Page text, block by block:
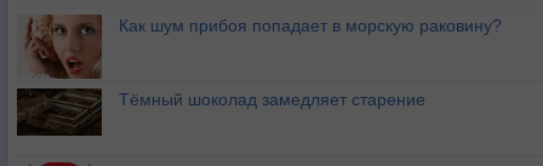
Как шум прибоя попадает в морскую раковину?
Тёмный шоколад замедляет старение